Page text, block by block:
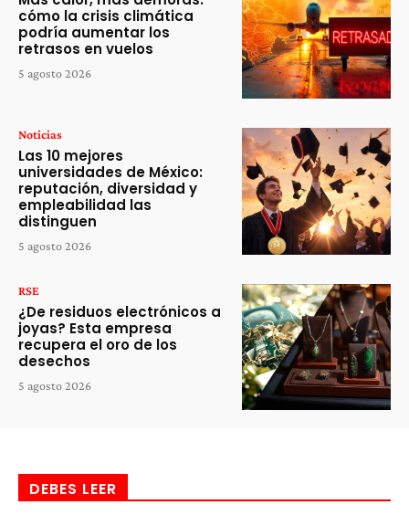
cómo la crisis climática
podría aumentar los
retrasos en vuelos
5 agosto 2026
Noticias
Las 10 mejores
universidades de México:
reputación, diversidad y
empleabilidad las
distinguen
5 agosto 2026
RSE
¿De residuos electrónicos a
joyas? Esta empresa
recupera el oro de los
desechos
5 agosto 2026
DEBES LEER